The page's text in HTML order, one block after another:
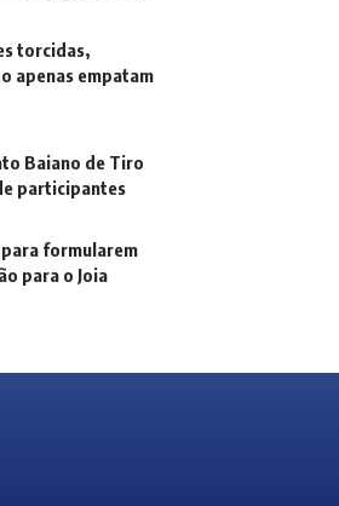
torcidas,
apenas empatam
Baiano de Tiro
participantes
formularem
para o Joia